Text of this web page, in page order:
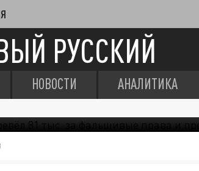
РУССКИЙ
НОВОСТИ АНАЛИТИКА